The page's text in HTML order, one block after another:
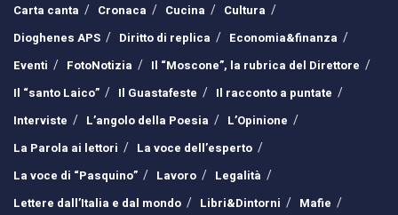
Carta canta
Cronaca Cucina
Cultura
Dioghenes APS
Diritto di replica
Economia&finanza
Eventi
FotoNotizia
Il “Moscone”, la rubrica del Direttore
Il “santo Laico”
Il Guastafeste
Il racconto a puntate
Interviste
L’angolo della Poesia
L’Opinione
La Parola ai lettori
La voce dell’esperto
La voce di “Pasquino”
Lavoro
Legalità
Lettere dall’Italia e dal mondo
Libri&Dintorni
Mafie